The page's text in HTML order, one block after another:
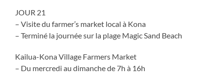
JOUR 21
– Visite du farmer’s market local à Kona
– Terminé la journée sur la plage Magic Sand Beach
Kailua-Kona Village Farmers Market
– Du mercredi au dimanche de 7h à 16h